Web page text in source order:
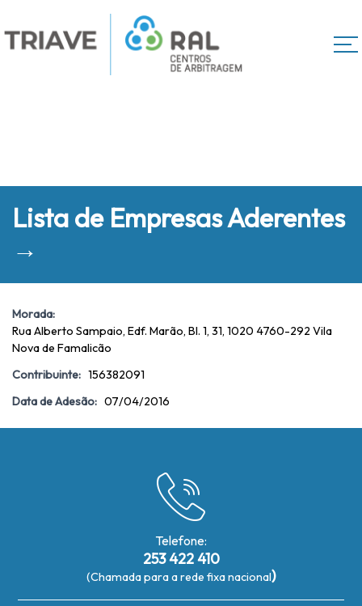
Lista de Empresas Aderentes
→
Morada:
Rua Alberto Sampaio, Edf. Marão, Bl. 1, 31, 1020 4760-292 Vila
Nova de Famalicão
Contribuinte: 156382091
Data de Adesão: 07/04/2016
Telefone:
253 422 410
(Chamada para a rede fixa nacional)